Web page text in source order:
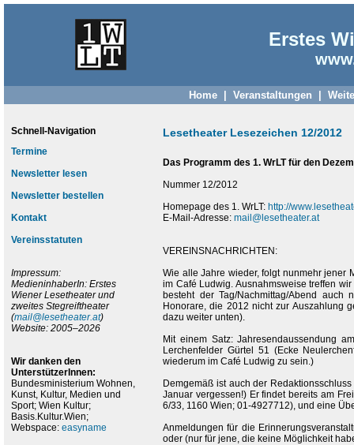
Erstes
Home| Veranstaltungen
Schnell-Navigation
Termine
Newsletter lesen
Newsletter bestellen
Kontakt
Vereinsstatuten
Impressum:
MedieninhaberIn: Erstes
Wiener Lesetheater und
zweites Stegreiftheater
(mail@lesetheater.at)
Website: 2005–2026
Wir danken den
UnterstützerInnen:
Bundesministerium Wohnen,
Kunst, Kultur, Medien und
Sport; Wien Kultur;
Basis.Kultur.Wien;
Webspace: easyname
Lesetheater Lesezeichen 12/2012
Das Programm des 1. WrLT für den
Nummer 12/2012
Homepage des 1. WrLT: http://
E-Mail-Adresse: mail@lesetheater.at
VEREINSNACHRICHTEN:
Wie alle Jahre wieder, folgt nunmehr jener
im Café Ludwig. Ausnahmsweise treffen
besteht der Tag/Nachmittag/Abend
Honorare, die 2012 nicht zur Auszahlung
dazu weiter unten).
Mit einem Satz: Jahresendaussendung
Lerchenfelder Gürtel 51 (Ecke
wiederum im Café Ludwig zu sein.)
Demgemäß ist auch der
Januar vergessen!) Er findet bereits am
6/33, 1160 Wien; 01-4927712), und eine
Anmeldungen für die
oder (nur für jene, die keine Möglichkeit